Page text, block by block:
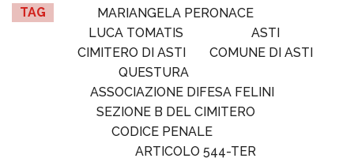
TAG
MARIANGELA PERONACE
LUCA TOMATIS
ASTI
CIMITERO DI ASTI
COMUNE DI ASTI
QUESTURA
ASSOCIAZIONE DIFESA FELINI
SEZIONE B DEL CIMITERO
CODICE PENALE
ARTICOLO 544-TER